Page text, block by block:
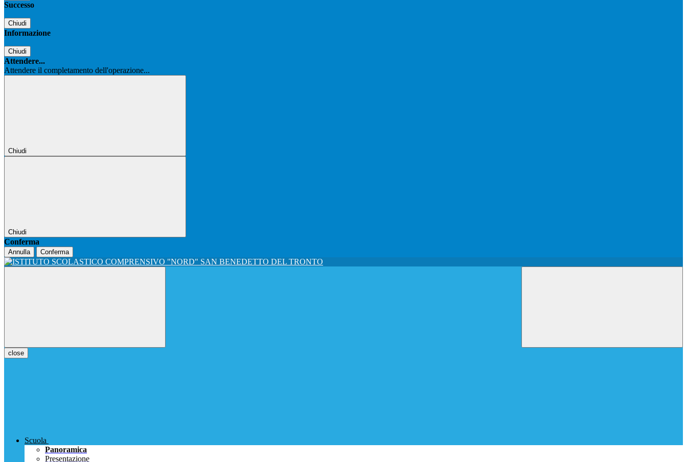
Successo
Chiudi
Informazione
Chiudi
Attendere...
Attendere il completamento dell'operazione...
Chiudi
Chiudi
Conferma
Annulla Conferma
close
Scuola
Panoramica
Presentazione